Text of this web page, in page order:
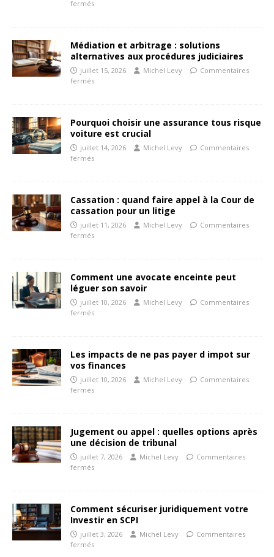
fermés
Médiation et arbitrage : solutions
alternatives aux procédures judiciaires
juillet 15, 2026 Michel Levy
Commentaires
fermés
Pourquoi choisir une assurance tous risque
voiture est crucial
juillet 14, 2026 Michel Levy
Commentaires
fermés
Cassation : quand faire appel à la Cour de
cassation pour un litige
juillet 11, 2026 Michel Levy
Commentaires
fermés
Comment une avocate enceinte peut
léguer son savoir
juillet 10, 2026 Michel Levy
Commentaires
fermés
Les impacts de ne pas payer d impot sur
vos finances
juillet 10, 2026 Michel Levy
Commentaires
fermés
Jugement ou appel : quelles options après
une décision de tribunal
juillet 7, 2026 Michel Levy
Commentaires
fermés
Comment sécuriser juridiquement votre
Investir en SCPI
juillet 3, 2026 Michel Levy
Commentaires
fermés